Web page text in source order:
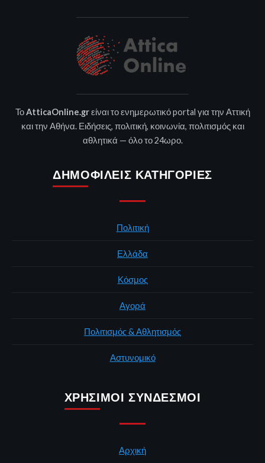
ΤοAtticaOnline.grείναι το ενημερωτικό portal για την Αττική
και την Αθήνα. Ειδήσεις, πολιτική, κοινωνία, πολιτισμός και
αθλητικά — όλο το 24ωρο.
ΔΗΜΟΦΙΛΕΊΣ ΚΑΤΗΓΟΡΊΕΣ
Πολιτική
Ελλάδα
Κόσμος
Αγορά
Πολιτισμός & Αθλητισμός
Αστυνομικό
ΧΡΉΣΙΜΟΙ ΣΎΝΔΕΣΜΟΙ
Αρχική